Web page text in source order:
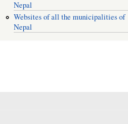
Nepal
Websites of all the municipalities of
Nepal